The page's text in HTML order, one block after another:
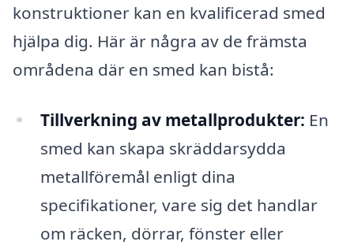
konstruktioner kan en kvalificerad smed
hjälpa dig. Här är några av de främsta
områdena där en smed kan bistå:
Tillverkning av metallprodukter: En
smed kan skapa skräddarsydda
metallföremål enligt dina
specifikationer, vare sig det handlar
om räcken, dörrar, fönster eller